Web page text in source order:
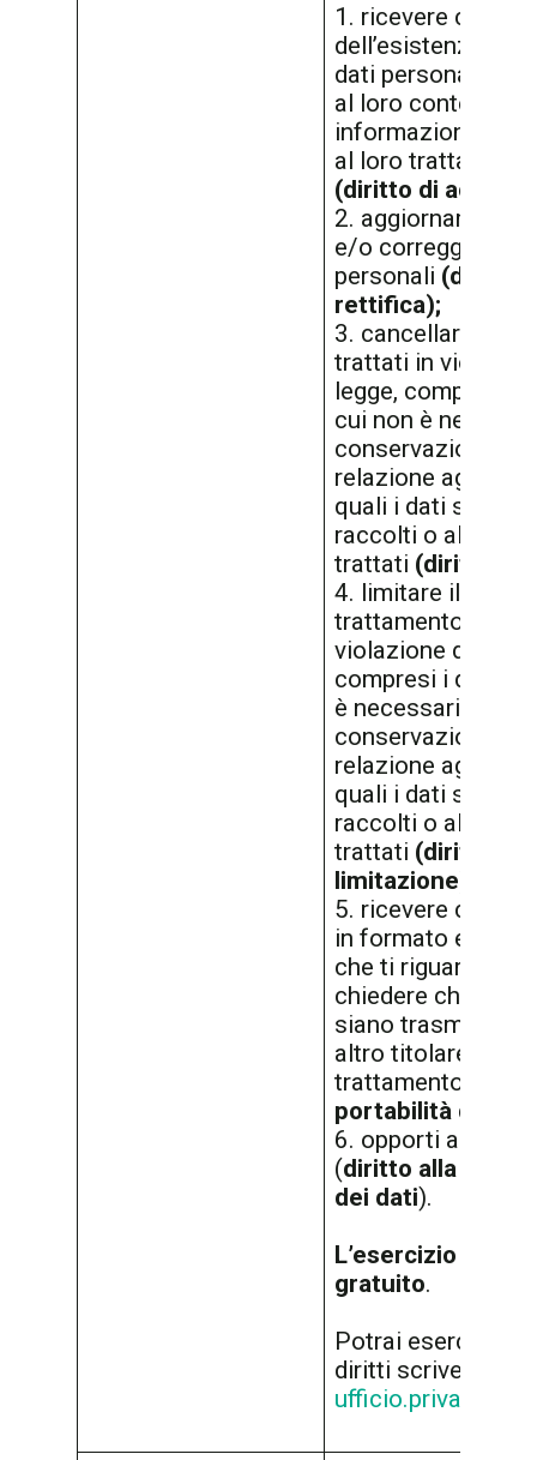
1. ricevere
dell’esistenza dei
dati personali,
al loro contenuto
informazioni
al loro trattamento
(diritto di
2. aggiornare,
e/o correggere i
personali (diritto
rettifica);
3. cancellare i
trattati in
legge, compresi i
cui non è
conservazione in
relazione agli
quali i dati sono
raccolti o
trattati (diritto
4. limitare il loro
trattamento se
violazione di
compresi i dati di
è necessaria la
conservazione in
relazione agli
quali i dati sono
raccolti o
trattati (diritto alla
limitazione)
5. ricevere copia
in formato
che ti riguardano e
chiedere che tali
siano trasmessi
altro titolare del
trattamento (
portabilità dei
6. opporti al
(diritto alla
dei dati).
L’esercizio dei
gratuito.
Potrai esercitare i
diritti scrivendo a: